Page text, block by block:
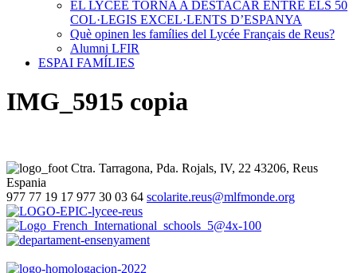
EL LYCÉE TORNA A DESTACAR ENTRE ELS 50
COL·LEGIS EXCEL·LENTS D’ESPANYA
Què opinen les famílies del Lycée Français de Reus?
Alumni LFIR
ESPAI FAMÍLIES
IMG_5915 copia
Ctra. Tarragona, Pda. Rojals, IV, 22 43206, Reus
Espania
977 77 19 17 977 30 03 64 scolarite.reus@mlfmonde.org